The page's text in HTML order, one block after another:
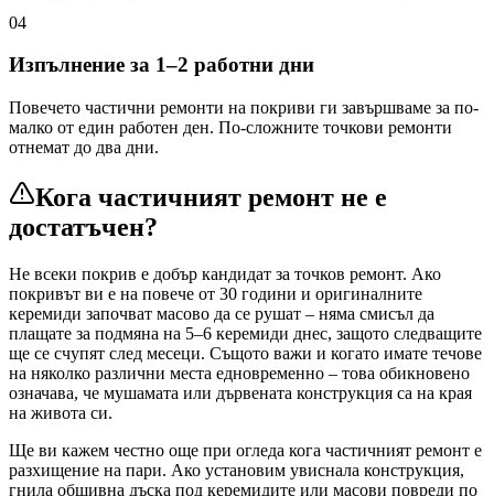
04
Изпълнение за 1–2 работни дни
Повечето частични ремонти на покриви ги завършваме за по-
малко от един работен ден. По-сложните точкови ремонти
отнемат до два дни.
Кога частичният ремонт не е
достатъчен?
Не всеки покрив е добър кандидат за точков ремонт. Ако
покривът ви е на повече от 30 години и оригиналните
керемиди започват масово да се рушат – няма смисъл да
плащате за подмяна на 5–6 керемиди днес, защото следващите
ще се счупят след месеци. Същото важи и когато имате течове
на няколко различни места едновременно – това обикновено
означава, че мушамата или дървената конструкция са на края
на живота си.
Ще ви кажем честно още при огледа кога частичният ремонт е
разхищение на пари. Ако установим увиснала конструкция,
гнила обшивна дъска под керемидите или масови повреди по